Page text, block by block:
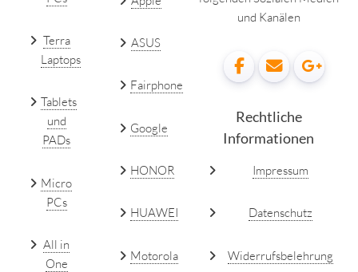
Terra
Laptops
Tablets
und
PADs
Micro
PCs
All in
One
ASUS
Fairphone
Google
HONOR
HUAWEI
Motorola
und Kanälen
Rechtliche
Informationen
Impressum
Datenschutz
Widerrufsbelehrung